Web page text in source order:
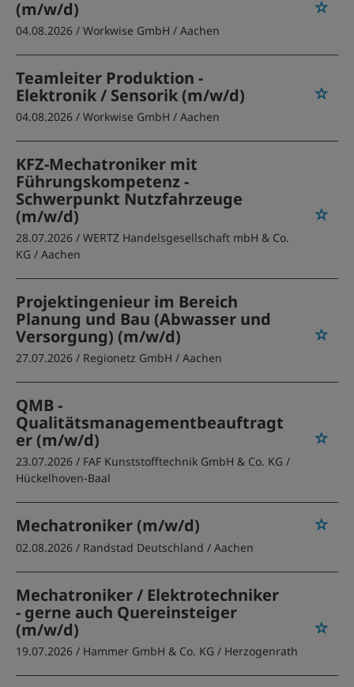
(m/w/d)
04.08.2026 / Workwise GmbH / Aachen
Teamleiter Produktion -
Elektronik / Sensorik (m/w/d)
04.08.2026 / Workwise GmbH / Aachen
KFZ-Mechatroniker mit
Führungskompetenz -
Schwerpunkt Nutzfahrzeuge
(m/w/d)
28.07.2026 / WERTZ Handelsgesellschaft mbH & Co.
KG / Aachen
Projektingenieur im Bereich
Planung und Bau (Abwasser und
Versorgung) (m/w/d)
27.07.2026 / Regionetz GmbH / Aachen
QMB -
Qualitätsmanagementbeauftragt
er (m/w/d)
23.07.2026 / FAF Kunststofftechnik GmbH & Co. KG /
Hückelhoven-Baal
Mechatroniker (m/w/d)
02.08.2026 / Randstad Deutschland / Aachen
Mechatroniker / Elektrotechniker
- gerne auch Quereinsteiger
(m/w/d)
19.07.2026 / Hammer GmbH & Co. KG / Herzogenrath